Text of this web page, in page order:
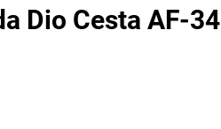
Dio Cesta AF-34